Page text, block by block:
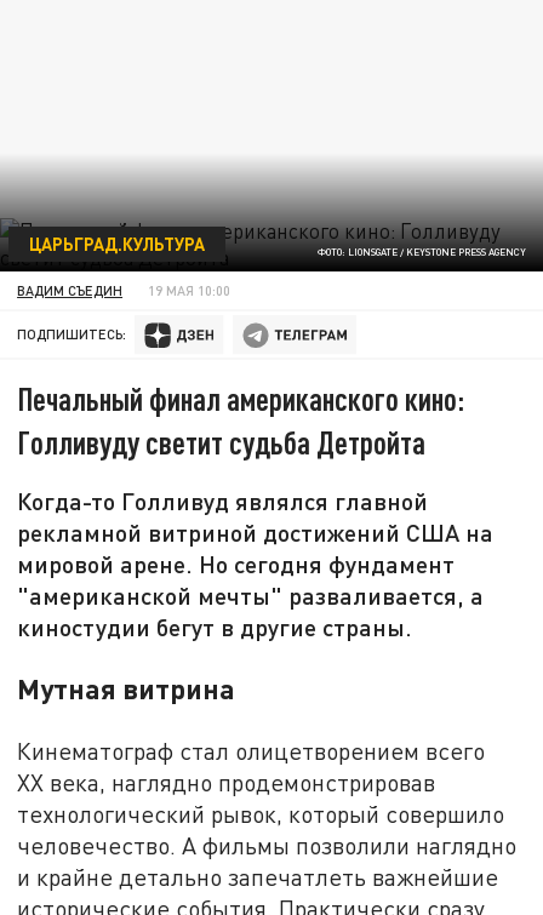
ФОТО: LIONSGATE / KEYSTONE PRESS AGENCY
ЦАРЬГРАД.КУЛЬТУРА
ВАДИМ СЪЕДИН 19 МАЯ 10:00
ПОДПИШИТЕСЬ:
Печальный финал американского кино:
Голливуду светит судьба Детройта
Когда-то Голливуд являлся главной
рекламной витриной достижений США на
мировой арене. Но сегодня фундамент
"американской мечты" разваливается, а
киностудии бегут в другие страны.
Мутная витрина
Кинематограф стал олицетворением всего
XX века, наглядно продемонстрировав
технологический рывок, который совершило
человечество. А фильмы позволили наглядно
и крайне детально запечатлеть важнейшие
исторические события. Практически сразу